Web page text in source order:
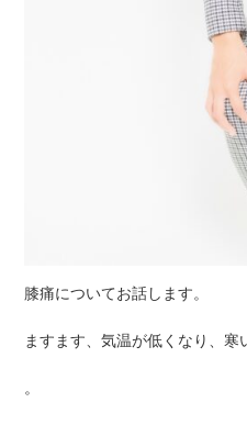
膝痛についてお話します。
ますます、気温が低くなり、寒
。